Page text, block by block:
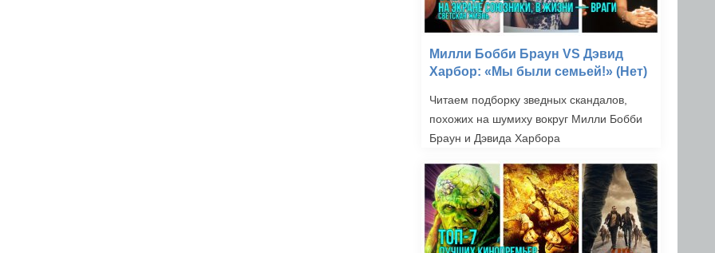
Милли Бобби Браун VS Дэвид
Харбор: «Мы были семьей!» (Нет)
Читаем подборку зведных скандалов,
похожих на шумиху вокруг Милли Бобби
Браун и Дэвида Харбора